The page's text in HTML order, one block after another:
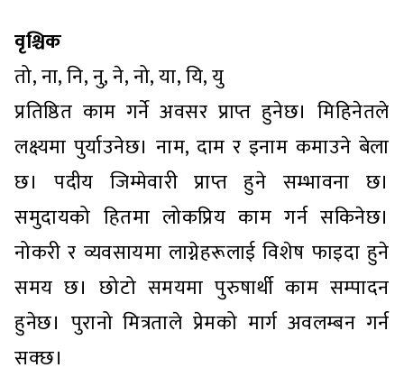
वृश्चिक
तो, ना, नि, नु, ने, नो, या, यि, यु
प्रतिष्ठित काम गर्ने अवसर प्राप्त हुनेछ। मिहिनेतले
लक्ष्यमा पुर्याउनेछ। नाम, दाम र इनाम कमाउने बेला
छ। पदीय जिम्मेवारी प्राप्त हुने सम्भावना छ।
समुदायको हितमा लोकप्रिय काम गर्न सकिनेछ।
नोकरी र व्यवसायमा लाग्नेहरूलाई विशेष फाइदा हुने
समय छ। छोटो समयमा पुरुषार्थी काम सम्पादन
हुनेछ। पुरानो मित्रताले प्रेमको मार्ग अवलम्बन गर्न
सक्छ।